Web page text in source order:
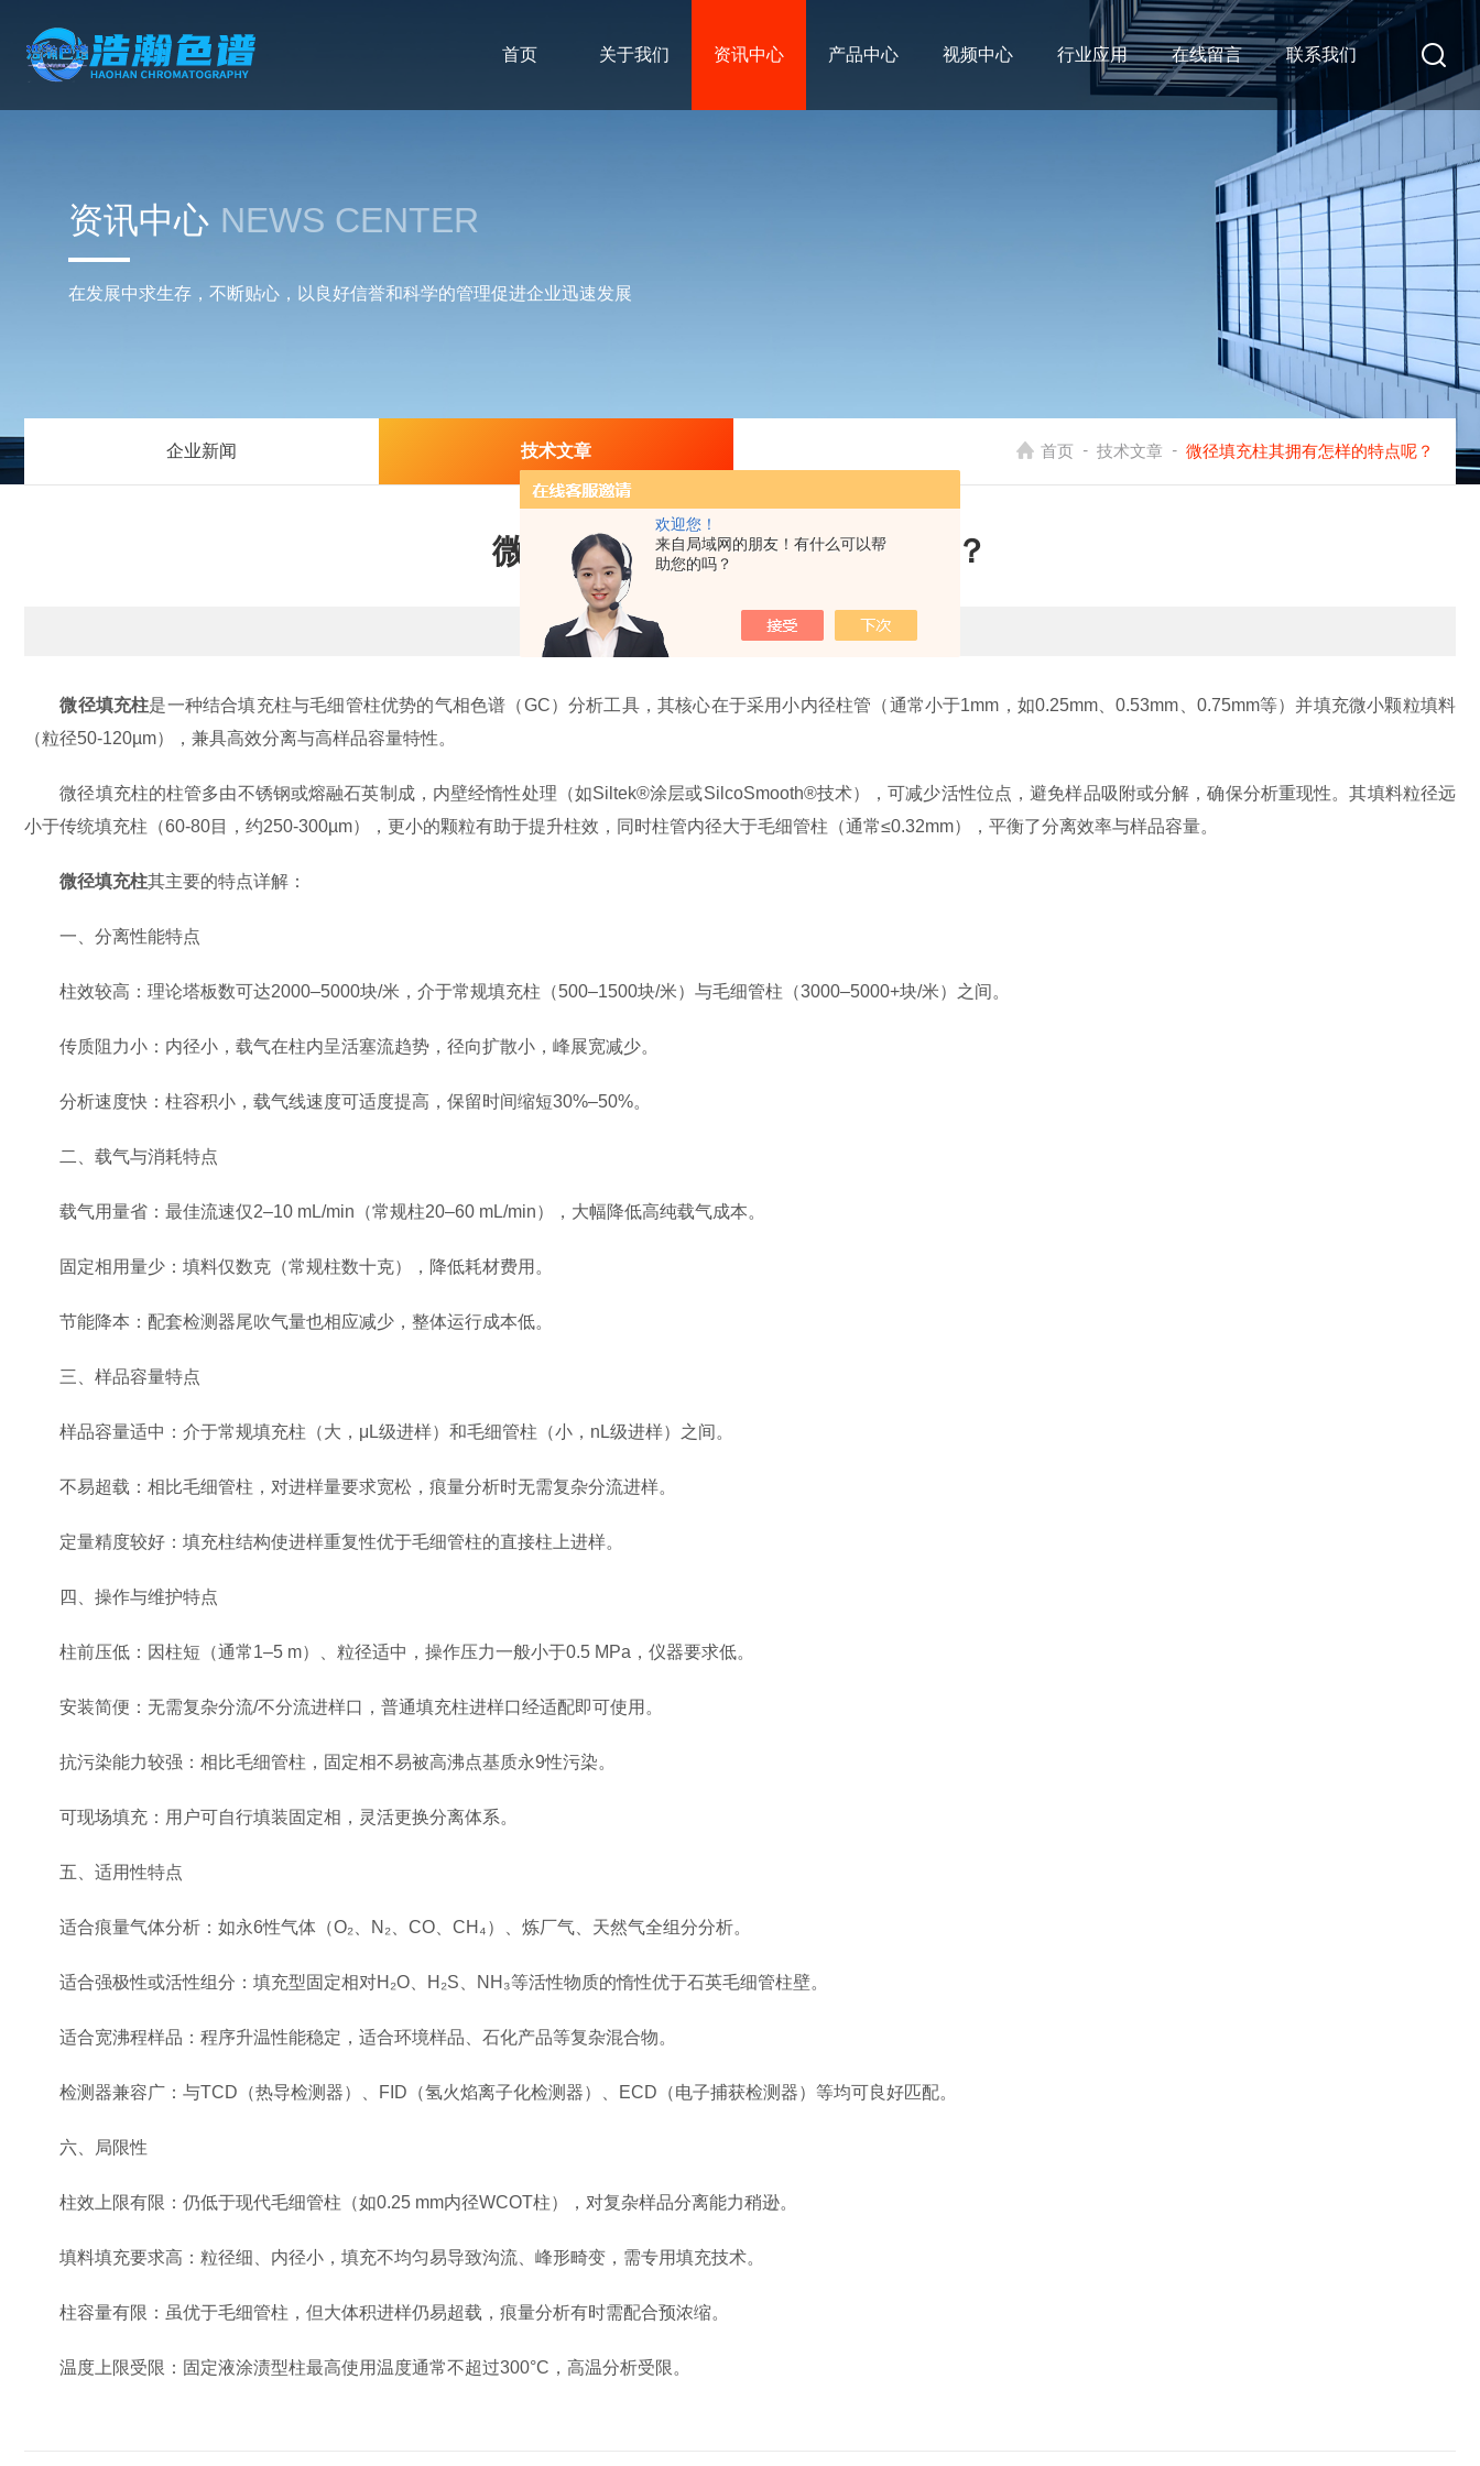
欢迎您！
来自局域网的朋友！有什么可以帮
助您的吗？
首页 关于我们 资讯中心 产品中心 视频中心 行业应用 在线留言 联系我们
资讯中心 NEWS CENTER
在发展中求生存，不断贴心，以良好信誉和科学的管理促进企业迅速发展
企业新闻 技术文章 首页 - 技术文章 - 微径填充柱其拥有怎样的特点呢？
微径填充柱其拥有怎样的特点呢？
更新时间：2026-05-21 点击次数：286
微径填充柱是一种结合填充柱与毛细管柱优势的气相色谱（GC）分析工具，其核心在于采用小内径柱管（通常小于1mm，如0.25mm、0.53mm、0.75mm等）并填充微小颗粒填料
（粒径50-120µm），兼具高效分离与高样品容量特性。
微径填充柱的柱管多由不锈钢或熔融石英制成，内壁经惰性处理（如Siltek®涂层或SilcoSmooth®技术），可减少活性位点，避免样品吸附或分解，确保分析重现性。其填料粒径远
小于传统填充柱（60-80目，约250-300µm），更小的颗粒有助于提升柱效，同时柱管内径大于毛细管柱（通常≤0.32mm），平衡了分离效率与样品容量。
微径填充柱其主要的特点详解：
一、分离性能特点
柱效较高：理论塔板数可达2000–5000块/米，介于常规填充柱（500–1500块/米）与毛细管柱（3000–5000+块/米）之间。
传质阻力小：内径小，载气在柱内呈活塞流趋势，径向扩散小，峰展宽减少。
分析速度快：柱容积小，载气线速度可适度提高，保留时间缩短30%–50%。
二、载气与消耗特点
载气用量省：最佳流速仅2–10 mL/min（常规柱20–60 mL/min），大幅降低高纯载气成本。
固定相用量少：填料仅数克（常规柱数十克），降低耗材费用。
节能降本：配套检测器尾吹气量也相应减少，整体运行成本低。
三、样品容量特点
样品容量适中：介于常规填充柱（大，μL级进样）和毛细管柱（小，nL级进样）之间。
不易超载：相比毛细管柱，对进样量要求宽松，痕量分析时无需复杂分流进样。
定量精度较好：填充柱结构使进样重复性优于毛细管柱的直接柱上进样。
四、操作与维护特点
柱前压低：因柱短（通常1–5 m）、粒径适中，操作压力一般小于0.5 MPa，仪器要求低。
安装简便：无需复杂分流/不分流进样口，普通填充柱进样口经适配即可使用。
抗污染能力较强：相比毛细管柱，固定相不易被高沸点基质永9性污染。
可现场填充：用户可自行填装固定相，灵活更换分离体系。
五、适用性特点
适合痕量气体分析：如永6性气体（O₂、N₂、CO、CH₄）、炼厂气、天然气全组分分析。
适合强极性或活性组分：填充型固定相对H₂O、H₂S、NH₃等活性物质的惰性优于石英毛细管柱壁。
适合宽沸程样品：程序升温性能稳定，适合环境样品、石化产品等复杂混合物。
检测器兼容广：与TCD（热导检测器）、FID（氢火焰离子化检测器）、ECD（电子捕获检测器）等均可良好匹配。
六、局限性
柱效上限有限：仍低于现代毛细管柱（如0.25 mm内径WCOT柱），对复杂样品分离能力稍逊。
填料填充要求高：粒径细、内径小，填充不均匀易导致沟流、峰形畸变，需专用填充技术。
柱容量有限：虽优于毛细管柱，但大体积进样仍易超载，痕量分析有时需配合预浓缩。
温度上限受限：固定液涂渍型柱最高使用温度通常不超过300°C，高温分析受限。